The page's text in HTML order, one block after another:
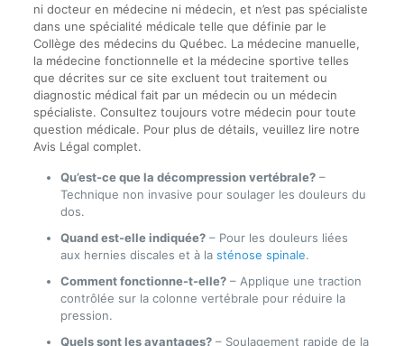
ni docteur en médecine ni médecin, et n’est pas spécialiste
dans une spécialité médicale telle que définie par le
Collège des médecins du Québec. La médecine manuelle,
la médecine fonctionnelle et la médecine sportive telles
que décrites sur ce site excluent tout traitement ou
diagnostic médical fait par un médecin ou un médecin
spécialiste. Consultez toujours votre médecin pour toute
question médicale. Pour plus de détails, veuillez lire notre
Avis Légal complet.
Qu’est-ce que la décompression vertébrale?–
Technique non invasive pour soulager les douleurs du
dos.
Quand est-elle indiquée?– Pour les douleurs liées
aux hernies discales et à la sténose spinale.
Comment fonctionne-t-elle?– Applique une traction
contrôlée sur la colonne vertébrale pour réduire la
pression.
Quels sont les avantages?– Soulagement rapide de la